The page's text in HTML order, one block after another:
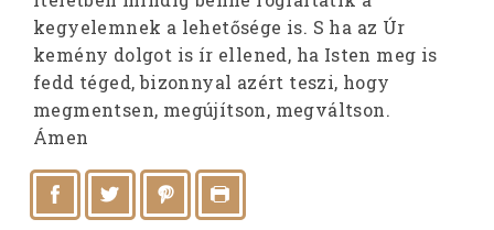
kegyelemnek a lehetősége is. S ha az Úr
kemény dolgot is ír ellened, ha Isten meg is
fedd téged, bizonnyal azért teszi, hogy
megmentsen, megújítson, megváltson.
Ámen